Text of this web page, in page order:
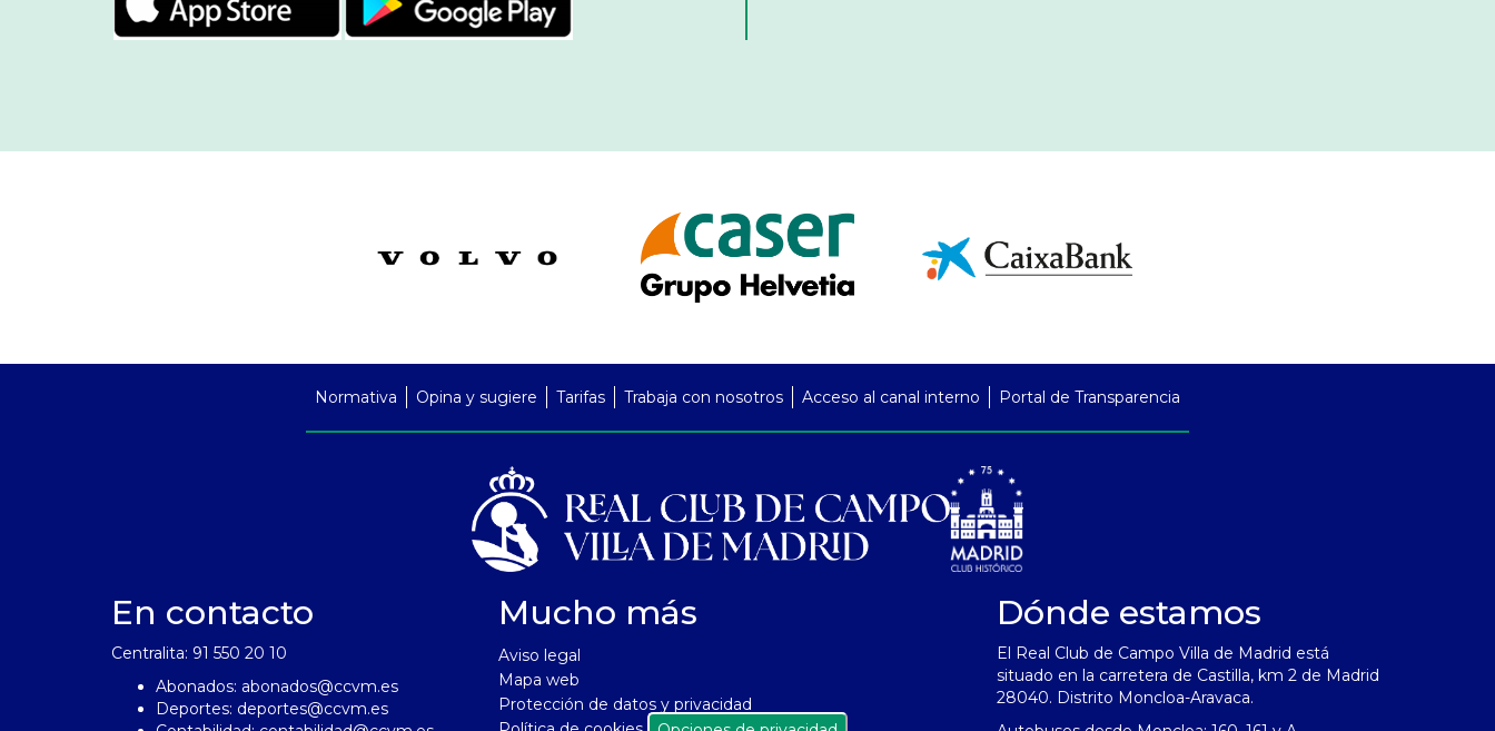
Normativa
Opina y sugiere Tarifas Trabaja con nosotros Acceso al canal interno Portal de Transparencia
En contacto
Centralita: 91 550 20 10
Abonados: abonados@ccvm.es
Deportes: deportes@ccvm.es
Mucho más
Aviso legal
Mapa web
Protección de datos y privacidad
Dónde estamos
El Real Club de Campo Villa de Madrid está
situado en la carretera de Castilla, km 2 de Madrid
28040. Distrito Moncloa-Aravaca.